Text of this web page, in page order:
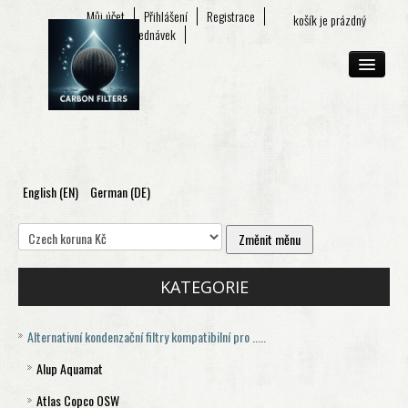
košík je prázdný
Můj účet Přihlášení
Registrace
Seznam objednávek
O FIRMĚ
E-SHOP
English (EN) German (DE)
KATEGORIE
Alternativní kondenzační filtry kompatibilní pro .....
Alup Aquamat
Aquamat 120
Atlas Copco OSW